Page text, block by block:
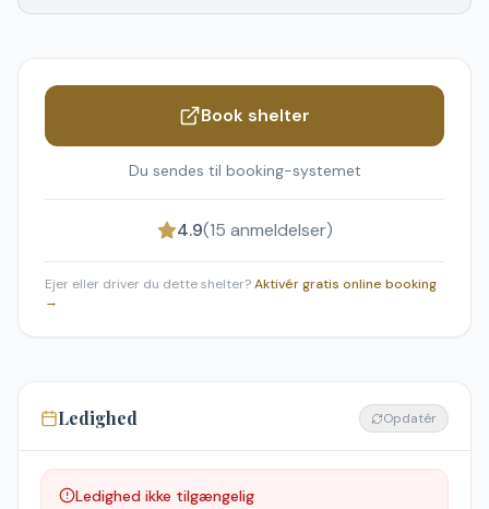
Book shelter
Du sendes til booking-systemet
4.9(15 anmeldelser)
Ejer eller driver du dette shelter?Aktivér gratis online booking
→
Ledighed Opdatér
Ledighed ikke tilgængelig